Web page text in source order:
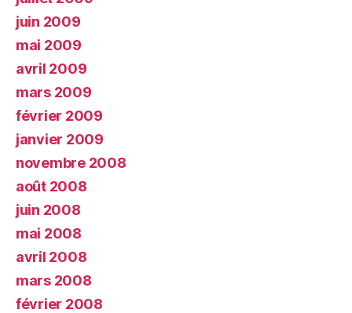
juin 2009
mai 2009
avril 2009
mars 2009
février 2009
janvier 2009
novembre 2008
août 2008
juin 2008
mai 2008
avril 2008
mars 2008
février 2008